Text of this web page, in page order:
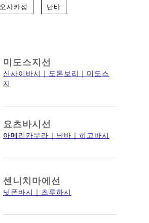
오사카성 난바
미도스지선
신사이바시 도톤보리
미도스
지
요츠바시선
아메리카무라 난바 히고바시
센니치마에선
닛폰바시 츠루하시